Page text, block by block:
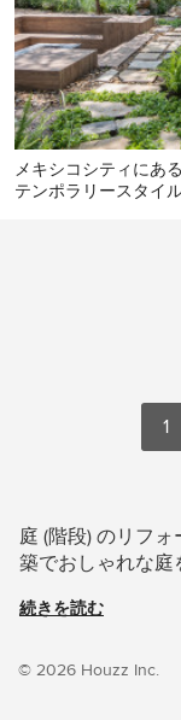
メキシコシティにあ
テンポラリースタイ
1
庭 (階段) のリフ
築でおしゃれな庭
D+R Architettura
寄せられた78枚の
続きを読む
© 2026 Houzz Inc.